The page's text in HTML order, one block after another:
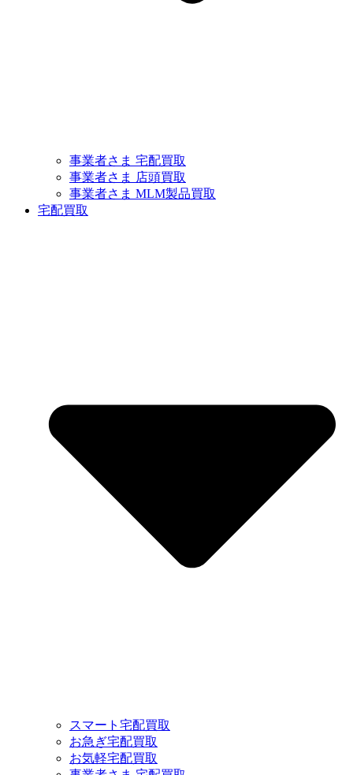
事業者さま 宅配買取
事業者さま 店頭買取
事業者さま MLM製品買取
宅配買取
スマート宅配買取
お急ぎ宅配買取
お気軽宅配買取